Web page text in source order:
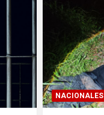
NACIONALES